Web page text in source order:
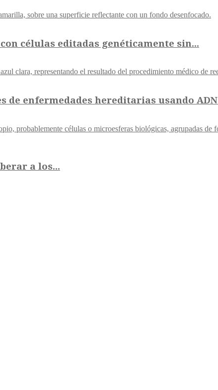
células editadas genéticamente sin...
enfermedades hereditarias usando
a los...